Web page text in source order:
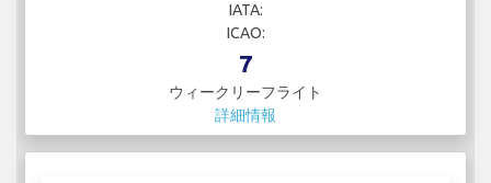
IATA:
ICAO:
7
ウィークリーフライト
詳細情報